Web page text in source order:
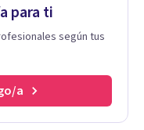
para ti
según tus
a